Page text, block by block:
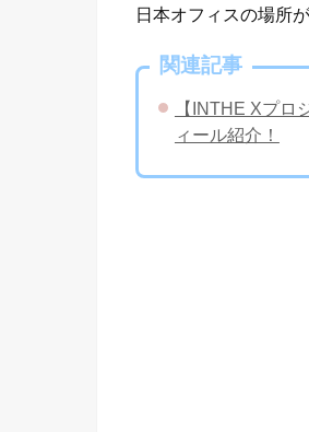
日本オフィスの場所
関連記事
【INTHE Xプ
ィール紹介！